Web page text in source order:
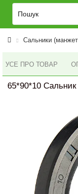
Сальники
УСЕ ПРО ТОВАР
65*90*10